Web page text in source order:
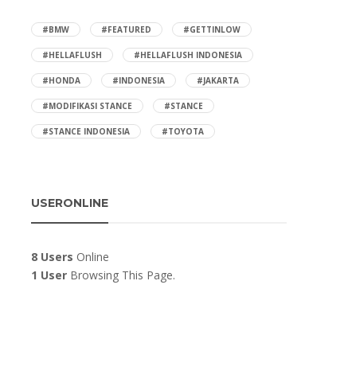
#BMW #FEATURED #GETTINLOW
#HELLAFLUSH #HELLAFLUSH INDONESIA
#HONDA #INDONESIA #JAKARTA
#MODIFIKASI STANCE #STANCE
#STANCE INDONESIA #TOYOTA
USERONLINE
8 Users Online
1 User Browsing This Page.